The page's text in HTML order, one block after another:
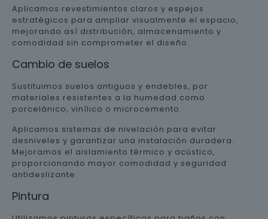
Aplicamos revestimientos claros y espejos
estratégicos para ampliar visualmente el espacio,
mejorando así distribución, almacenamiento y
comodidad sin comprometer el diseño.
Cambio de suelos
Sustituimos suelos antiguos y endebles, por
materiales resistentes a la humedad como
porcelánico, vinílico o microcemento.
Aplicamos sistemas de nivelación para evitar
desniveles y garantizar una instalación duradera.
Mejoramos el aislamiento térmico y acústico,
proporcionando mayor comodidad y seguridad
antideslizante.
Pintura